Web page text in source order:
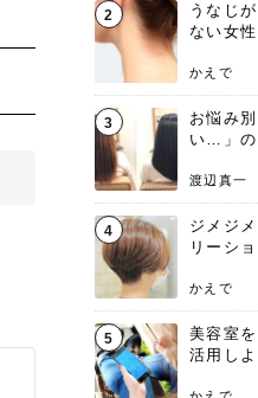
2
うなじ
ない女
かえで
3
お悩み
い…」
渡辺真一
4
ジメジ
リーシ
かえで
5
美容室
活用し